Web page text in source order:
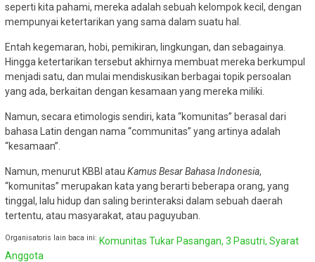
seperti kita pahami, mereka adalah sebuah kelompok kecil, dengan
mempunyai ketertarikan yang sama dalam suatu hal.
Entah kegemaran, hobi, pemikiran, lingkungan, dan sebagainya.
Hingga ketertarikan tersebut akhirnya membuat mereka berkumpul
menjadi satu, dan mulai mendiskusikan berbagai topik persoalan
yang ada, berkaitan dengan kesamaan yang mereka miliki.
Namun, secara etimologis sendiri, kata “komunitas” berasal dari
bahasa Latin dengan nama “communitas” yang artinya adalah
“kesamaan”.
Namun, menurut KBBI atau Kamus Besar Bahasa Indonesia,
“komunitas” merupakan kata yang berarti beberapa orang, yang
tinggal, lalu hidup dan saling berinteraksi dalam sebuah daerah
tertentu, atau masyarakat, atau paguyuban.
Organisatoris lain baca ini: Komunitas Tukar Pasangan, 3 Pasutri, Syarat
Anggota